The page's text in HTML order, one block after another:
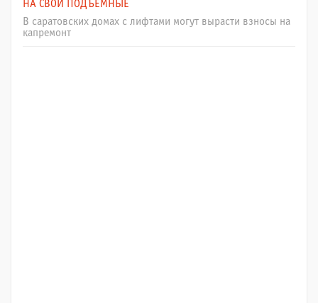
НА СВОИ ПОДЪЁМНЫЕ
В саратовских домах с лифтами могут вырасти взносы на
капремонт